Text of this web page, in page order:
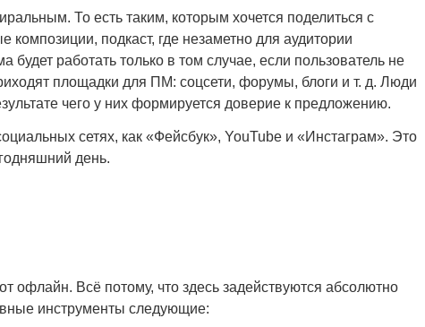
То есть таким, которым хочется поделиться с
подкаст, где незаметно для аудитории
будет работать только в том случае, если пользователь не
площадки для ПМ: соцсети, форумы, блоги и т. д. Люди
чего у них формируется доверие к предложению.
сетях, как «Фейсбук», YouTube и «Инстаграм». Это
день.
офлайн. Всё потому, что здесь задействуются абсолютно
инструменты следующие: